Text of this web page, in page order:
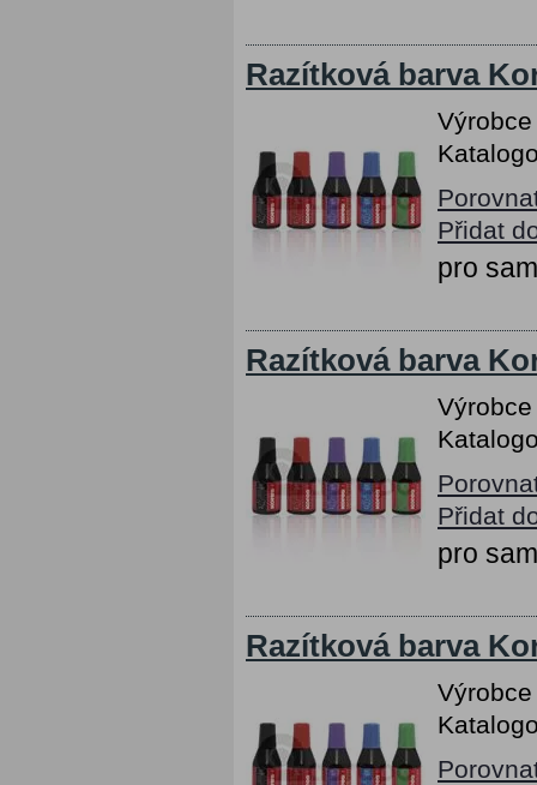
Razítková barva
Přidat
pro
Razítková barva
Přidat
pro
Razítková barva